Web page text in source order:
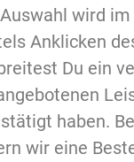
wird
Anklicken
Du ein
haben.
wir eine